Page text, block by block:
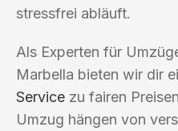
stressfrei abläuft.
Als Experten für
Marbella bieten wir dir
Service zu fairen
Umzug hängen von